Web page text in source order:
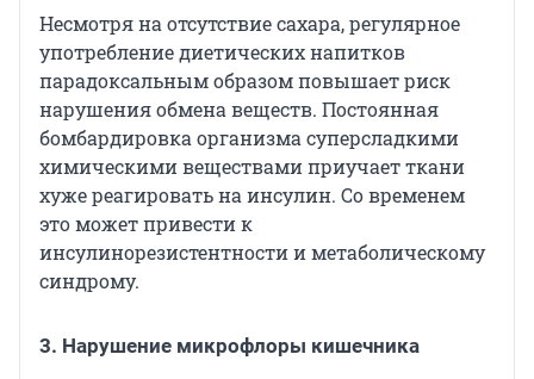
Несмотря на отсутствие сахара, регулярное
употребление диетических напитков
парадоксальным образом повышает риск
нарушения обмена веществ. Постоянная
бомбардировка организма суперсладкими
химическими веществами приучает ткани
хуже реагировать на инсулин. Со временем
это может привести к
инсулинорезистентности и метаболическому
синдрому.
3. Нарушение микрофлоры кишечника